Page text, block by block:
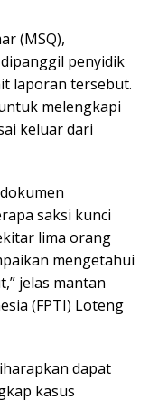
(MSQ),
penyidik
laporan tersebut.
melengkapi
keluar dari
saksi kunci
lima orang
mengetahui
jelas mantan
(FPTI) Loteng
dapat
kasus